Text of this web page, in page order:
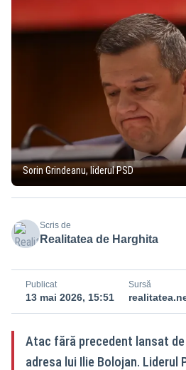
Sorin Grindeanu, liderul PSD
Scris de
Realitatea de Harghita
Publicat
13 mai 2026, 15:51
Sursă
Atac fără precedent lansat de
adresa lui Ilie Bolojan. Liderul